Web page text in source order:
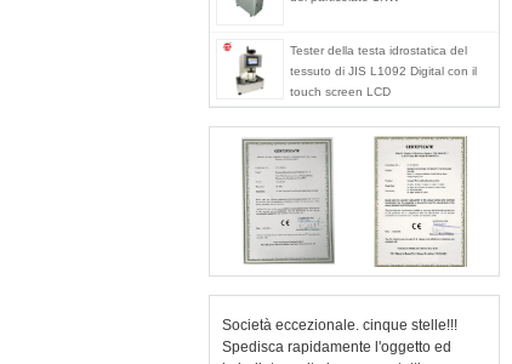
Tester della testa idrostatica del
tessuto di JIS L1092 Digital con il
touch screen LCD
Società eccezionale. cinque stelle!!!
Spedisca rapidamente l'oggetto ed